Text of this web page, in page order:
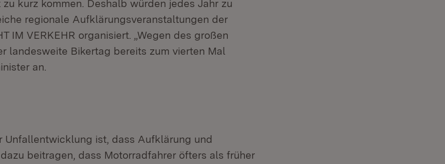
kurz kommen. Deshalb würden jedes Jahr zu
regionale Aufklärungsveranstaltungen der
IM VERKEHR organisiert. „Wegen des großen
landesweite Bikertag bereits zum vierten Mal
an.
Unfallentwicklung ist, dass Aufklärung und
beitragen, dass Motorradfahrer öfters als früher